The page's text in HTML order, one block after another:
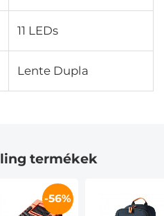
11 LEDs
Lente Dupla
termékek
-56%